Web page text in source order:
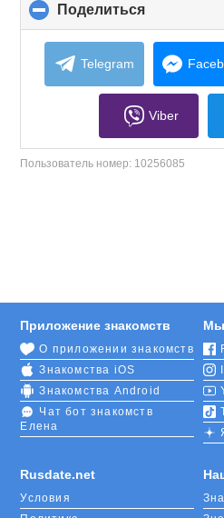
Поделиться
to
collapse
contents
Telegram
Viber
Пользователь номер: 10256085
Rusdate.net
Условия
Приложение знакомств
О приложении знакомств
Знакомства iOS
Знакомства Android
Чат бот знакомств
Елена
Мы